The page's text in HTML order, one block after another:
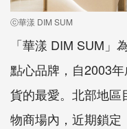
ⓒ華漾 DIM SUM
「華漾 DIM SUM」
點心品牌，自2003
貨的最愛。北部地
物商場內，近期鎖